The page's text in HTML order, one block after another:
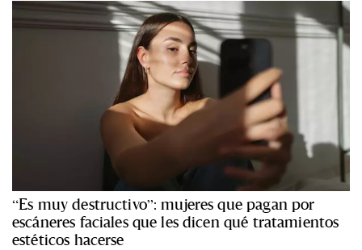
“Es muy destructivo”: mujeres que pagan por
escáneres faciales que les dicen qué tratamientos
estéticos hacerse